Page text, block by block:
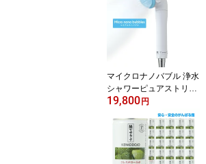
マイクロナノバブル 浄水
シャワーピュアストリー
ム・ミストCF-18ゼンケ
ン 正規取扱店【送料無
料】【ポイント10倍】
19,800 円